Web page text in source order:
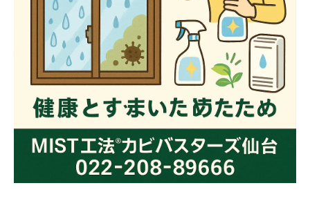
まとめ｜窓のカビ・結露対策で快適な住まい
に🌿 ┗ 困った時はＭＩＳＴ工法®カビバス
ターズ仙台へ